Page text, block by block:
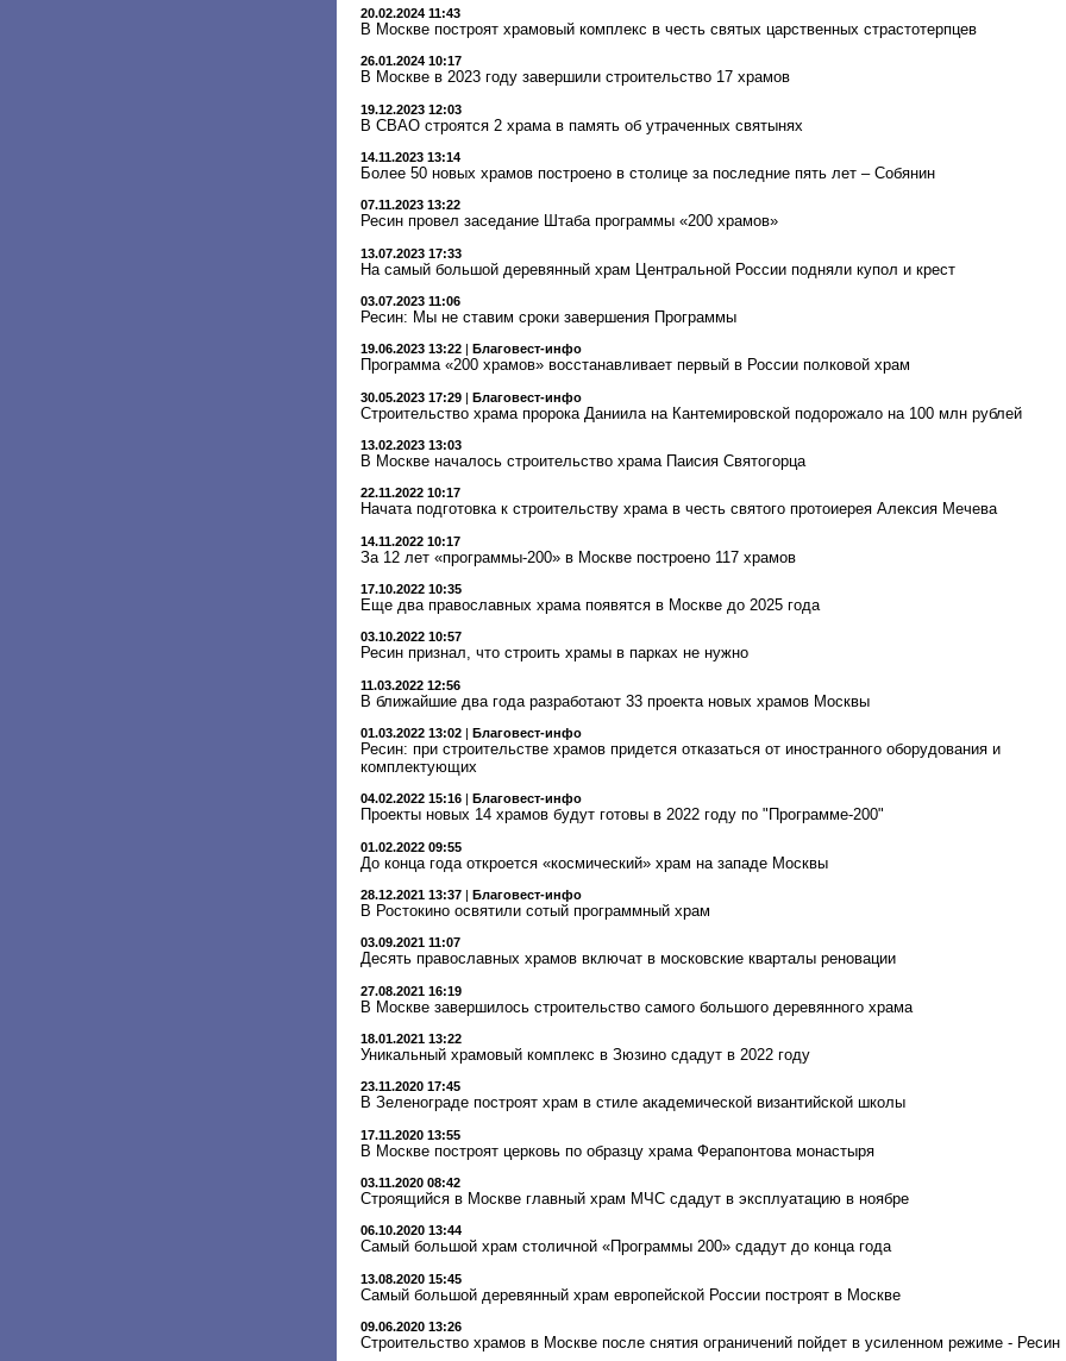
20.02.2024 11:43
В Москве построят храмовый комплекс в честь святых царственных страстотерпцев
26.01.2024 10:17
В Москве в 2023 году завершили строительство 17 храмов
19.12.2023 12:03
В СВАО строятся 2 храма в память об утраченных святынях
14.11.2023 13:14
Более 50 новых храмов построено в столице за последние пять лет – Собянин
07.11.2023 13:22
Ресин провел заседание Штаба программы «200 храмов»
13.07.2023 17:33
На самый большой деревянный храм Центральной России подняли купол и крест
03.07.2023 11:06
Ресин: Мы не ставим сроки завершения Программы
19.06.2023 13:22 Благовест-инфо
Программа «200 храмов» восстанавливает первый в России полковой храм
30.05.2023 17:29 | Благовест-инфо
Строительство храма пророка Даниила на Кантемировской подорожало на 100 млн рублей
13.02.2023 13:03
В Москве началось строительство храма Паисия Святогорца
22.11.2022 10:17
Начата подготовка к строительству храма в честь святого протоиерея Алексия Мечева
14.11.2022 10:17
За 12 лет «программы-200» в Москве построено 117 храмов
17.10.2022 10:35
Еще два православных храма появятся в Москве до 2025 года
03.10.2022 10:57
Ресин признал, что строить храмы в парках не нужно
11.03.2022 12:56
В ближайшие два года разработают 33 проекта новых храмов Москвы
01.03.2022 13:02 | Благовест-инфо
Ресин: при строительстве храмов придется отказаться от иностранного оборудования и
комплектующих
04.02.2022 15:16 Благовест-инфо
Проекты новых 14 храмов будут готовы в 2022 году по "Программе-200"
01.02.2022 09:55
До конца года откроется «космический» храм на западе Москвы
28.12.2021 13:37 | Благовест-инфо
В Ростокино освятили сотый программный храм
03.09.2021 11:07
Десять православных храмов включат в московские кварталы реновации
27.08.2021 16:19
В Москве завершилось строительство самого большого деревянного храма
18.01.2021 13:22
Уникальный храмовый комплекс в Зюзино сдадут в 2022 году
23.11.2020 17:45
В Зеленограде построят храм в стиле академической византийской школы
17.11.2020 13:55
В Москве построят церковь по образцу храма Ферапонтова монастыря
03.11.2020 08:42
Строящийся в Москве главный храм МЧС сдадут в эксплуатацию в ноябре
06.10.2020 13:44
Самый большой храм столичной «Программы 200» сдадут до конца года
13.08.2020 15:45
Самый большой деревянный храм европейской России построят в Москве
09.06.2020 13:26
Cтроительство храмов в Москве после снятия ограничений пойдет в усиленном режиме - Ресин